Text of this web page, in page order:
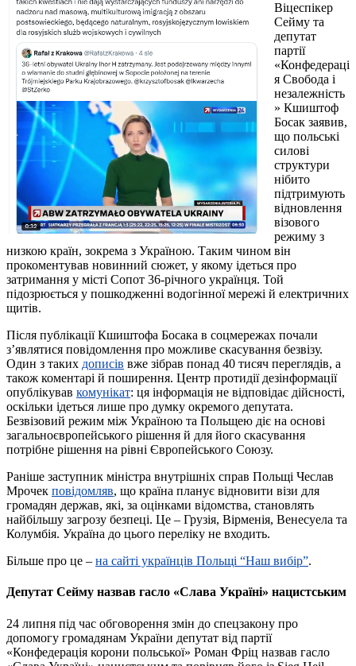
Віцеспікер
Сейму та
депутат
партії
«Конфедераці
я Свобода і
незалежність
» Кшиштоф
Босак заявив,
що польські
силові
структури
нібито
підтримують
відновлення
візового
режиму з
низкою країн, зокрема з Україною. Таким чином він
прокоментував новинний сюжет, у якому ідеться про
затримання у місті Сопот 36-річного українця. Той
підозрюється у пошкодженні водогінної мережі й електричних
щитів.
Після публікації Кшиштофа Босака в соцмережах почали
з’являтися повідомлення про можливе скасування безвізу.
Один з таких дописів вже зібрав понад 40 тисяч переглядів, а
також коментарі й поширення. Центр протидії дезінформації
опублікував комунікат: ця інформація не відповідає дійсності,
оскільки ідеться лише про думку окремого депутата.
Безвізовий режим між Україною та Польщею діє на основі
загальноєвропейського рішення й для його скасування
потрібне рішення на рівні Європейського Союзу.
Раніше заступник міністра внутрішніх справ Польщі Чеслав
Мрочек повідомляв, що країна планує відновити візи для
громадян держав, які, за оцінками відомства, становлять
найбільшу загрозу безпеці. Це – Грузія, Вірменія, Венесуела та
Колумбія. Україна до цього переліку не входить.
Більше про це – на сайті українців Польщі “Наш вибір”.
Депутат Сейму назвав гасло «Слава Україні» нацистським
24 липня під час обговорення змін до спецзакону про
допомогу громадянам України депутат від партії
«Конфедерація корони польської» Роман Фріц назвав гасло